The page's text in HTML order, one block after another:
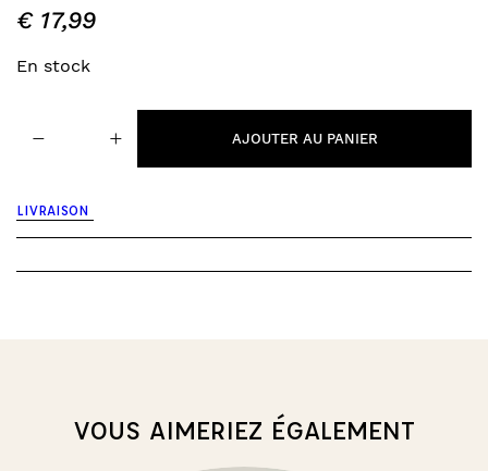
€17,99
En stock
de
-
peluche
− + AJOUTER AU PANIER
LIVRAISON
VOUS AIMERIEZ ÉGALEMENT